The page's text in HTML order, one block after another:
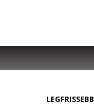
LEGFRISSEBB